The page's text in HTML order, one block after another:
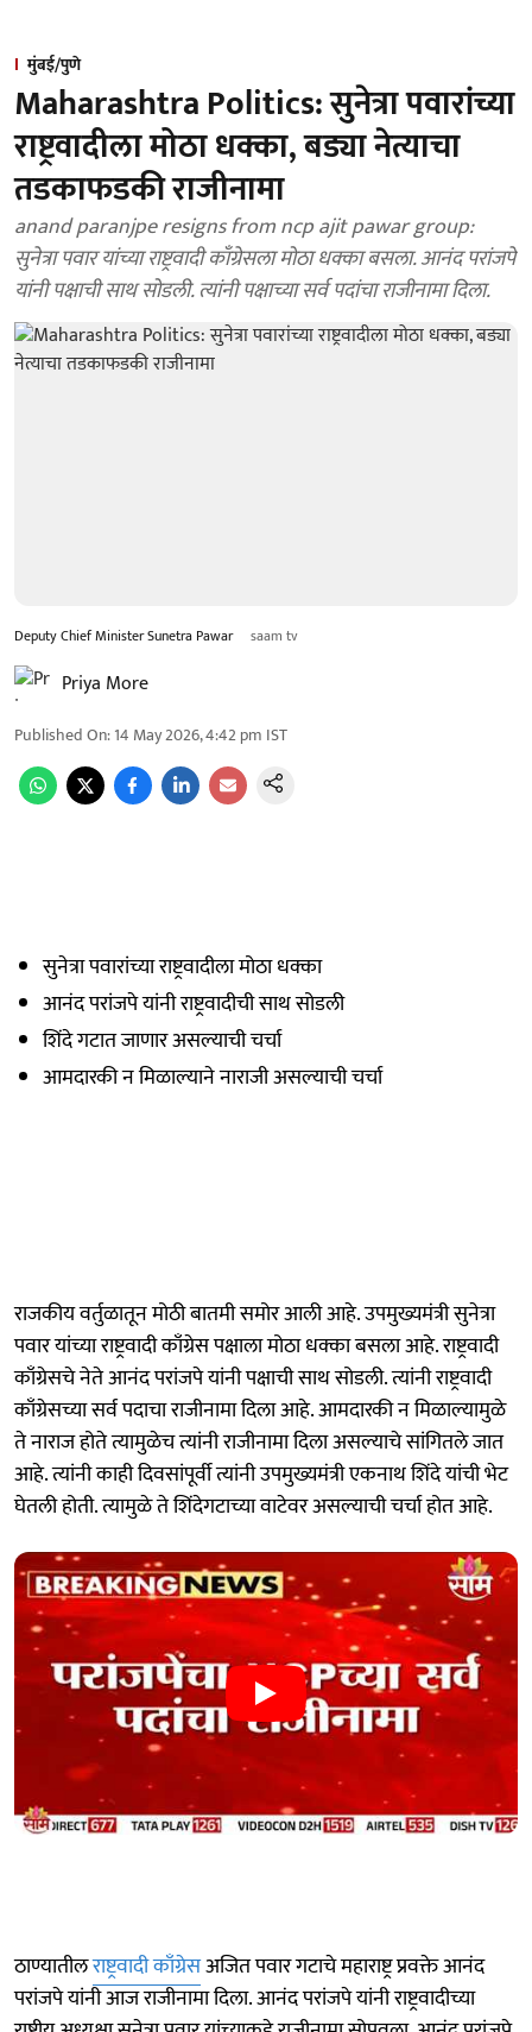
मुंबई/पुणे
Maharashtra Politics: सुनेत्रा पवारांच्या
राष्ट्रवादीला मोठा धक्का, बड्या नेत्याचा
तडकाफडकी राजीनामा
anand paranjpe resigns from ncp ajit pawar group:
सुनेत्रा पवार यांच्या राष्ट्रवादी काँग्रेसला मोठा धक्का बसला. आनंद परांजपे
यांनी पक्षाची साथ सोडली. त्यांनी पक्षाच्या सर्व पदांचा राजीनामा दिला.
Deputy Chief Minister Sunetra Pawar saam tv
Priya More
Published On:14 May 2026, 4:42 pm IST
सुनेत्रा पवारांच्या राष्ट्रवादीला मोठा धक्का
आनंद परांजपे यांनी राष्ट्रवादीची साथ सोडली
शिंदे गटात जाणार असल्याची चर्चा
आमदारकी न मिळाल्याने नाराजी असल्याची चर्चा
राजकीय वर्तुळातून मोठी बातमी समोर आली आहे. उपमुख्यमंत्री सुनेत्रा
पवार यांच्या राष्ट्रवादी काँग्रेस पक्षाला मोठा धक्का बसला आहे. राष्ट्रवादी
काँग्रेसचे नेते आनंद परांजपे यांनी पक्षाची साथ सोडली. त्यांनी राष्ट्रवादी
काँग्रेसच्या सर्व पदाचा राजीनामा दिला आहे. आमदारकी न मिळाल्यामुळे
ते नाराज होते त्यामुळेच त्यांनी राजीनामा दिला असल्याचे सांगितले जात
आहे. त्यांनी काही दिवसांपूर्वी त्यांनी उपमुख्यमंत्री एकनाथ शिंदे यांची भेट
घेतली होती. त्यामुळे ते शिंदेगटाच्या वाटेवर असल्याची चर्चा होत आहे.
ठाण्यातीलराष्ट्रवादी काँग्रेसअजित पवार गटाचे महाराष्ट्र प्रवक्ते आनंद
परांजपे यांनी आज राजीनामा दिला. आनंद परांजपे यांनी राष्ट्रवादीच्या